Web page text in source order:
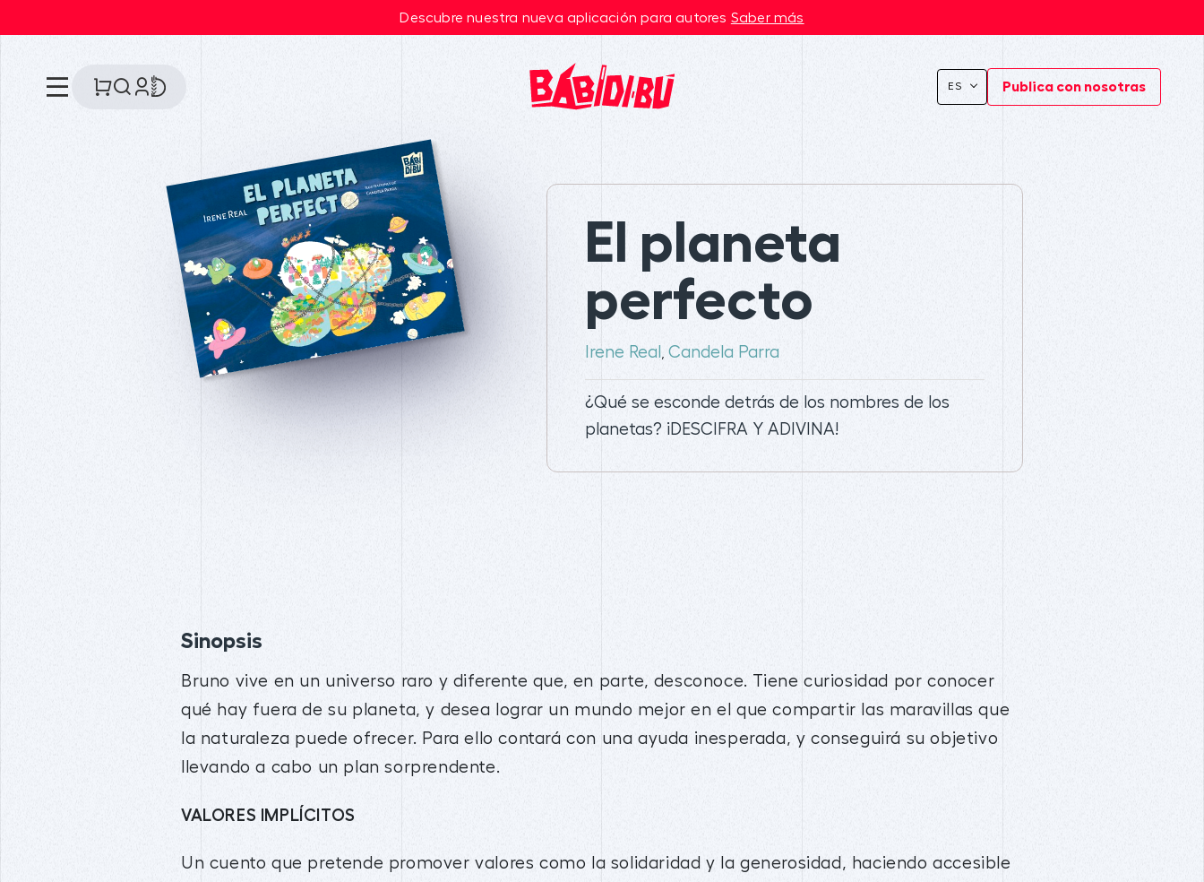
Descubre nuestra nueva aplicación para autores Saber más
ES Publica con nosotras
El planeta
perfecto
Irene Real Candela Parra
¿Qué se esconde detrás de los nombres de los
planetas? ¡DESCIFRA Y ADIVINA!
Sinopsis
Bruno vive en un universo raro y diferente que, en parte, desconoce. Tiene curiosidad por conocer
qué hay fuera de su planeta, y desea lograr un mundo mejor en el que compartir las maravillas que
la naturaleza puede ofrecer. Para ello contará con una ayuda inesperada, y conseguirá su objetivo
llevando a cabo un plan sorprendente.
VALORES IMPLÍCITOS
Un cuento que pretende promover valores como la solidaridad y la generosidad, haciendo accesible